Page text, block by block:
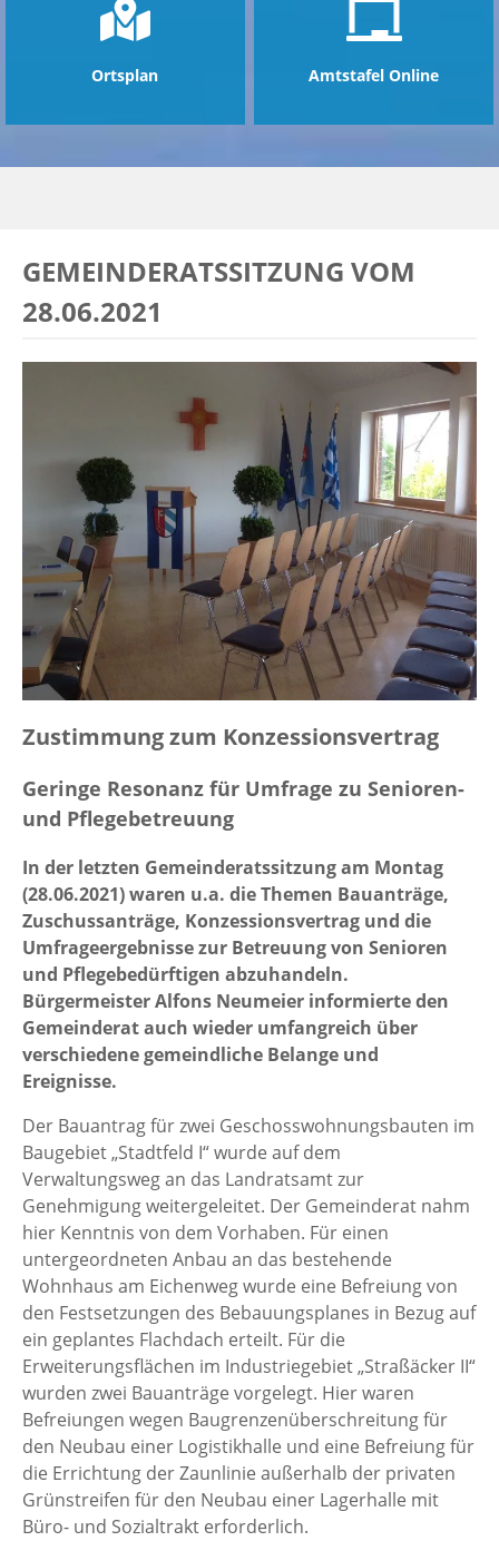
Ortsplan Amtstafel Online
GEMEINDERATSSITZUNG VOM
28.06.2021
Zustimmung zum Konzessionsvertrag
Geringe Resonanz für Umfrage zu Senioren-
und Pflegebetreuung
In der letzten Gemeinderatssitzung am Montag
(28.06.2021) waren u.a. die Themen Bauanträge,
Zuschussanträge, Konzessionsvertrag und die
Umfrageergebnisse zur Betreuung von Senioren
und Pflegebedürftigen abzuhandeln.
Bürgermeister Alfons Neumeier informierte den
Gemeinderat auch wieder umfangreich über
verschiedene gemeindliche Belange und
Ereignisse.
Der Bauantrag für zwei Geschosswohnungsbauten im
Baugebiet „Stadtfeld I“ wurde auf dem
Verwaltungsweg an das Landratsamt zur
Genehmigung weitergeleitet. Der Gemeinderat nahm
hier Kenntnis von dem Vorhaben. Für einen
untergeordneten Anbau an das bestehende
Wohnhaus am Eichenweg wurde eine Befreiung von
den Festsetzungen des Bebauungsplanes in Bezug auf
ein geplantes Flachdach erteilt. Für die
Erweiterungsflächen im Industriegebiet „Straßäcker II“
wurden zwei Bauanträge vorgelegt. Hier waren
Befreiungen wegen Baugrenzenüberschreitung für
den Neubau einer Logistikhalle und eine Befreiung für
die Errichtung der Zaunlinie außerhalb der privaten
Grünstreifen für den Neubau einer Lagerhalle mit
Büro- und Sozialtrakt erforderlich.